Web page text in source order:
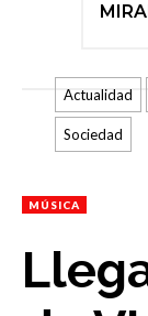
Actualidad
Sociedad
MÚSICA